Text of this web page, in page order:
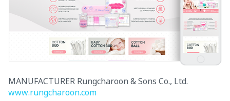
MANUFACTURER Rungcharoon & Sons Co., Ltd.
www.rungcharoon.com